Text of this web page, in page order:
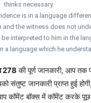
thinks necessary.
is in a language
and the witness does not
interpreted to him in the
a language which he
278 की पूर्ण जानकारी, आप तक
संतुष्ट जानकारी प्राप्त हुई
कॉमेंट बॉक्स में कॉमेंट करके